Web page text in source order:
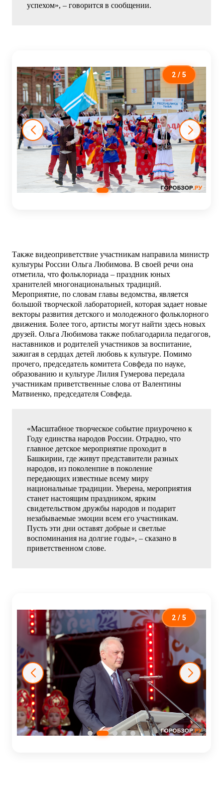
успехом», – говорится в сообщении.
2 / 5
Также видеоприветствие участникам направила министр
культуры России Ольга Любимова. В своей речи она
отметила, что фольклориада – праздник юных
хранителей многонациональных традиций.
Мероприятие, по словам главы ведомства, является
большой творческой лабораторией, которая задает новые
векторы развития детского и молодежного фольклорного
движения. Более того, артисты могут найти здесь новых
друзей. Ольга Любимова также поблагодарила педагогов,
наставников и родителей участников за воспитание,
зажигая в сердцах детей любовь к культуре. Помимо
прочего, председатель комитета Совфеда по науке,
образованию и культуре Лилия Гумерова передала
участникам приветственные слова от Валентины
Матвиенко, председателя Совфеда.
«Масштабное творческое событие приурочено к
Году единства народов России. Отрадно, что
главное детское мероприятие проходит в
Башкирии, где живут представители разных
народов, из поколенпие в поколение
передающих известные всему миру
национальные традиции. Уверена, мероприятия
станет настоящим праздником, ярким
свидетельством дружбы народов и подарит
незабываемые эмоции всем его участникам.
Пусть эти дни оставят добрые и светлые
воспоминания на долгие годы», – сказано в
приветственном слове.
2 / 5